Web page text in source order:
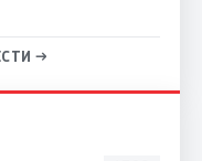
→